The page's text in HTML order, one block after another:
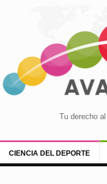
Tu derecho
CIENCIA DEL DEPORTE